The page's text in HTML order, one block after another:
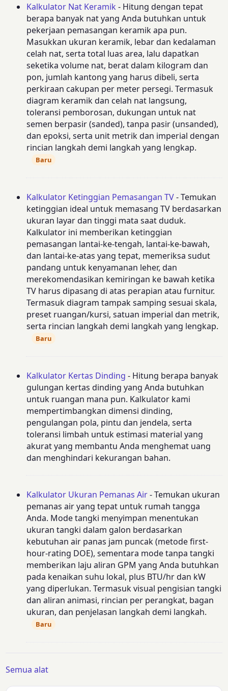
Kalkulator Nat Keramik - Hitung dengan tepat
berapa banyak nat yang Anda butuhkan untuk
pekerjaan pemasangan keramik apa pun.
Masukkan ukuran keramik, lebar dan kedalaman
celah nat, serta total luas area, lalu dapatkan
seketika volume nat, berat dalam kilogram dan
pon, jumlah kantong yang harus dibeli, serta
perkiraan cakupan per meter persegi. Termasuk
diagram keramik dan celah nat langsung,
toleransi pemborosan, dukungan untuk nat
semen berpasir (sanded), tanpa pasir (unsanded),
dan epoksi, serta unit metrik dan imperial dengan
rincian langkah demi langkah yang lengkap.
Baru
Kalkulator Ketinggian Pemasangan TV- Temukan
ketinggian ideal untuk memasang TV berdasarkan
ukuran layar dan tinggi mata saat duduk.
Kalkulator ini memberikan ketinggian
pemasangan lantai-ke-tengah, lantai-ke-bawah,
dan lantai-ke-atas yang tepat, memeriksa sudut
pandang untuk kenyamanan leher, dan
merekomendasikan kemiringan ke bawah ketika
TV harus dipasang di atas perapian atau furnitur.
Termasuk diagram tampak samping sesuai skala,
preset ruangan/kursi, satuan imperial dan metrik,
serta rincian langkah demi langkah yang lengkap.
Baru
Kalkulator Kertas Dinding - Hitung berapa banyak
gulungan kertas dinding yang Anda butuhkan
untuk ruangan mana pun. Kalkulator kami
mempertimbangkan dimensi dinding,
pengulangan pola, pintu dan jendela, serta
toleransi limbah untuk estimasi material yang
akurat yang membantu Anda menghemat uang
dan menghindari kekurangan bahan.
Kalkulator Ukuran Pemanas Air- Temukan ukuran
pemanas air yang tepat untuk rumah tangga
Anda. Mode tangki menyimpan menentukan
ukuran tangki dalam galon berdasarkan
kebutuhan air panas jam puncak (metode first-
hour-rating DOE), sementara mode tanpa tangki
memberikan laju aliran GPM yang Anda butuhkan
pada kenaikan suhu lokal, plus BTU/hr dan kW
yang diperlukan. Termasuk visual pengisian tangki
dan aliran animasi, rincian per perangkat, bagan
ukuran, dan penjelasan langkah demi langkah.
Baru
Semua alat